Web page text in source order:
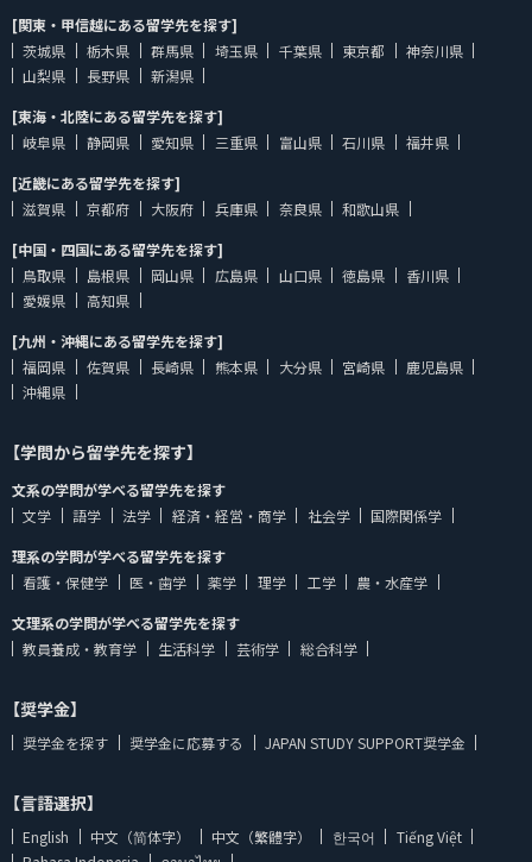
[関東・甲信越にある留学先を探す]
茨城県
栃木県 群馬県 埼玉県 千葉県 東京都
神奈川県
山梨県
長野県
新潟県
[東海・北陸にある留学先を探す]
岐阜県
静岡県 愛知県 三重県 富山県 石川県
福井県
[近畿にある留学先を探す]
滋賀県
京都府 大阪府 兵庫県 奈良県
和歌山県
[中国・四国にある留学先を探す]
鳥取県
島根県 岡山県 広島県 山口県 徳島県
香川県
愛媛県
高知県
[九州・沖縄にある留学先を探す]
福岡県
佐賀県 長崎県 熊本県 大分県 宮崎県
鹿児島県
沖縄県
【学問から留学先を探す】
文系の学問が学べる留学先を探す
文学
語学 法学 経済・経営・商学 社会学
国際関係学
理系の学問が学べる留学先を探す
看護・保健学
医・歯学 薬学 理学 工学
農・水産学
文理系の学問が学べる留学先を探す
教員養成・教育学
生活科学 芸術学 総合科学
【奨学金】
奨学金を探す 奨学金に応募する JAPAN STUDY SUPPORT奨学金
【言語選択】
English 中文（简体字） 中文（繁體字） 한국어
Tiếng Việt